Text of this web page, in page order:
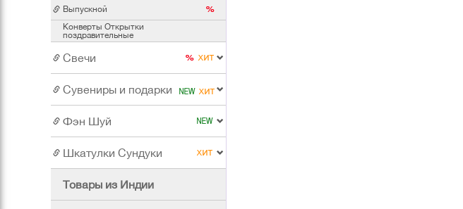
Выпускной
Конверты Открытки
поздравительные
Свечи
Сувениры и подарки
Фэн Шуй
Шкатулки Сундуки
Товары из Индии